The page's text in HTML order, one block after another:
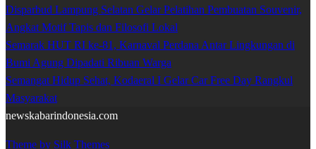
Disparbud Lampung Selatan Gelar Pelatihan Pembuatan Souvenir,
Angkat Motif Tapis dan Filosofi Lokal
Semarak HUT RI ke-81, Karnaval Perdana Antar Lingkungan di
Bumi Agung Dipadati Ribuan Warga
Semangat Hidup Sehat, Kodaeral I Gelar Car Free Day Rangkul
Masyarakat
newskabarindonesia.com
Theme by Silk Themes